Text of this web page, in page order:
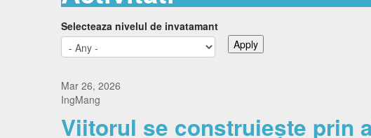
Documente
Contact
Management
Documente manageriale
Programe scolare
Catedre
Selecteaza nivelul de invatamant
Mar 26, 2026
IngMang
Viitorul se construiește prin